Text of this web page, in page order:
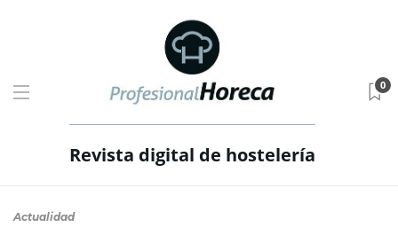
Revista digital de hostelería
0
Actualidad